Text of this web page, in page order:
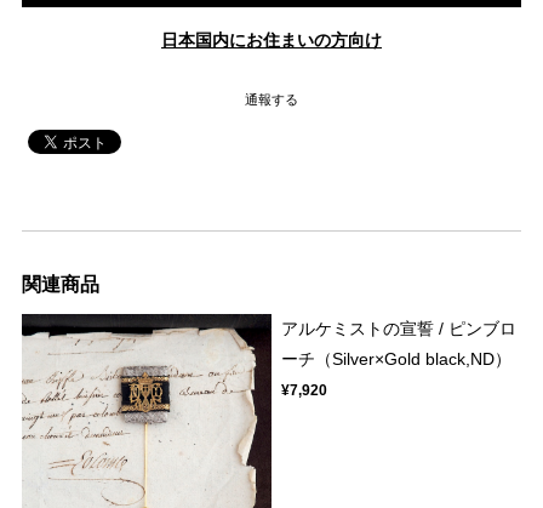
日本国内にお住まいの方向け
通報する
関連商品
アルケミストの宣誓 / ピンブロ
ーチ（Silver×Gold black,ND）
¥7,920